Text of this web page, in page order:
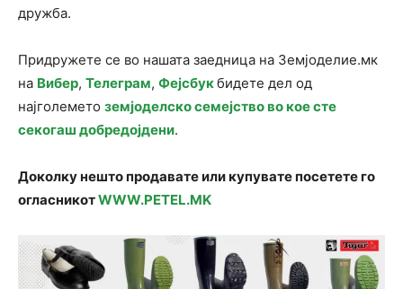
дружба.
Придружете се во нашата заедница на Земјоделие.мк
на Вибер, Телеграм, Фејсбукбидете дел од
најголемето земјоделско семејство во кое сте
секогаш добредојдени.
Доколку нешто продавате или купувате посетете го
огласникотWWW.PETEL.MK